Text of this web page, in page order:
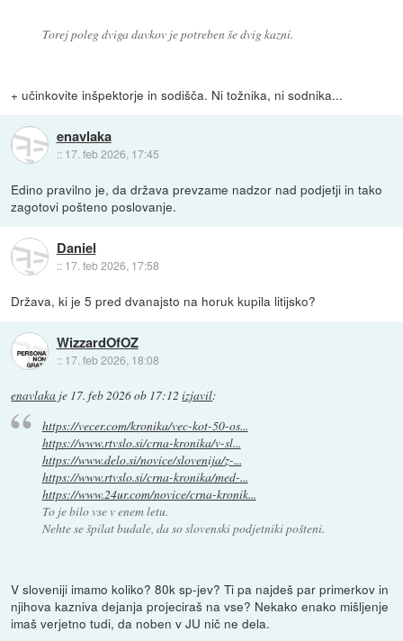
Torej poleg dviga davkov je potreben še dvig kazni.
+ učinkovite inšpektorje in sodišča. Ni tožnika, ni sodnika...
enavlaka
:: 17. feb 2026, 17:45
Edino pravilno je, da država prevzame nadzor nad podjetji in tako
zagotovi pošteno poslovanje.
Daniel
:: 17. feb 2026, 17:58
Država, ki je 5 pred dvanajsto na horuk kupila litijsko?
WizzardOfOZ
:: 17. feb 2026, 18:08
enavlaka je 17. feb 2026 ob 17:12 izjavil:
https://vecer.com/kronika/vec-kot-50-os...
https://www.rtvslo.si/crna-kronika/v-sl...
https://www.delo.si/novice/slovenija/z-...
https://www.rtvslo.si/crna-kronika/med-...
https://www.24ur.com/novice/crna-kronik...
To je bilo vse v enem letu.
Nehte se špilat budale, da so slovenski podjetniki pošteni.
V sloveniji imamo koliko? 80k sp-jev? Ti pa najdeš par primerkov in
njihova kazniva dejanja projeciraš na vse? Nekako enako mišljenje
imaš verjetno tudi, da noben v JU nič ne dela.